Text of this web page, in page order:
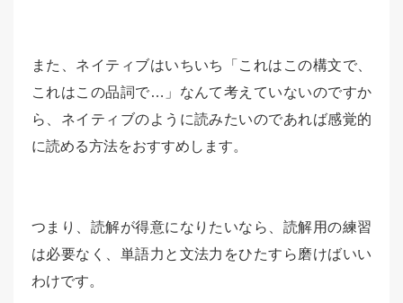
また、ネイティブはいちいち「これはこの構文で、
これはこの品詞で…」なんて考えていないのですか
ら、ネイティブのように読みたいのであれば感覚的
に読める方法をおすすめします。
つまり、読解が得意になりたいなら、読解用の練習
は必要なく、単語力と文法力をひたすら磨けばいい
わけです。